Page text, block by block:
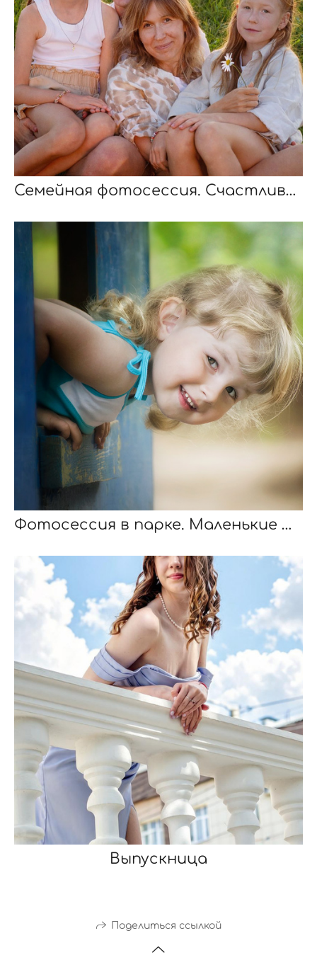
Семейная фотосессия. Счастливых выдают глаза
Фотосессия в парке. Маленькие мгновения большой жизни
Выпускница
Поделиться ссылкой